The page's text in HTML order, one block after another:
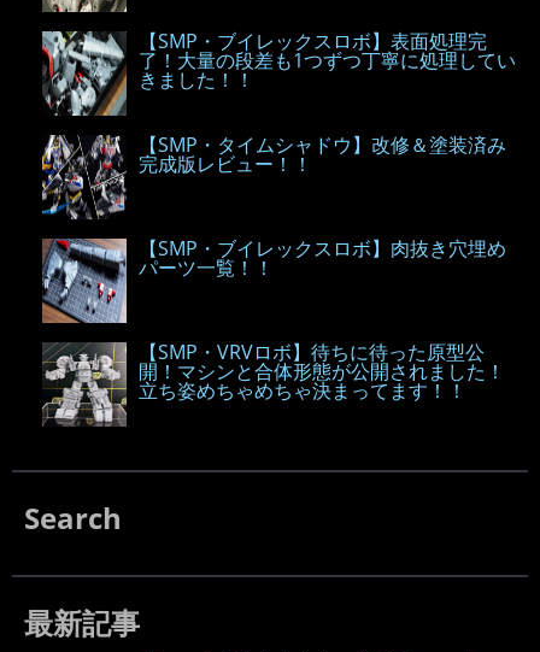
【SMP・ブイレックスロボ】表面処理完
了！大量の段差も1つずつ丁寧に処理してい
きました！！
【SMP・タイムシャドウ】改修＆塗装済み
完成版レビュー！！
【SMP・ブイレックスロボ】肉抜き穴埋め
パーツ一覧！！
【SMP・VRVロボ】待ちに待った原型公
開！マシンと合体形態が公開されました！
立ち姿めちゃめちゃ決まってます！！
Search
最新記事